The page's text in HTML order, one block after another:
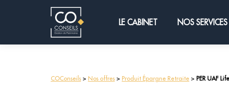
LE CABINET NOS SERVICES
COConseils > Nos offres > Produit Épargne Retraite > PER UAF